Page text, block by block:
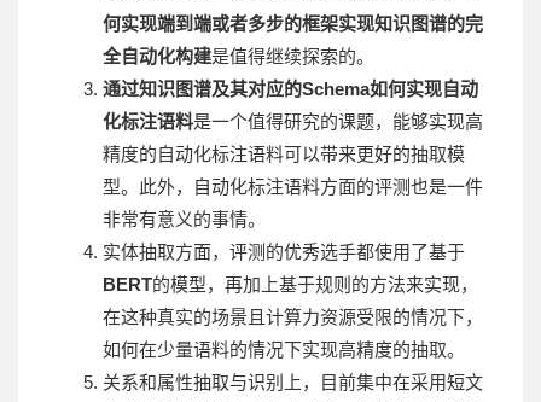
何实现端到端或者多步的框架实现知识图谱的完
全自动化构建是值得继续探索的。
通过知识图谱及其对应的Schema如何实现自动
化标注语料是一个值得研究的课题，能够实现高
精度的自动化标注语料可以带来更好的抽取模
型。此外，自动化标注语料方面的评测也是一件
非常有意义的事情。
实体抽取方面，评测的优秀选手都使用了基于
BERT的模型，再加上基于规则的方法来实现，
在这种真实的场景且计算力资源受限的情况下，
如何在少量语料的情况下实现高精度的抽取。
关系和属性抽取与识别上，目前集中在采用短文